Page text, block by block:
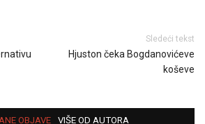
Sledeći tekst
Hjuston čeka Bogdanovićeve
koševe
OBJAVE VIŠE OD AUTORA